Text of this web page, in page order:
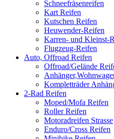
Schneefräsenreifen
Kart Reifen
Kutschen Reifen
Heuwender-Reifen
Karren- und Kleinst-
Flugzeug-Reifen
Auto, Offroad Reifen
Offroad/Gelände
Kompletträder
2-Rad Reifen
Moped/Mofa Reifen
Roller Reifen
Motoradreifen Strasse
Enduro/Cross Reifen